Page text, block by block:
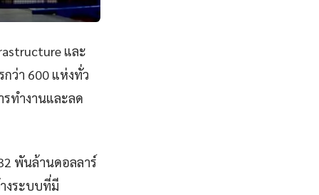
และ
ว่า 600 แห่งทั่ว
รทำงานและลด
พันล้านดอลลาร์
งระบบที่มี